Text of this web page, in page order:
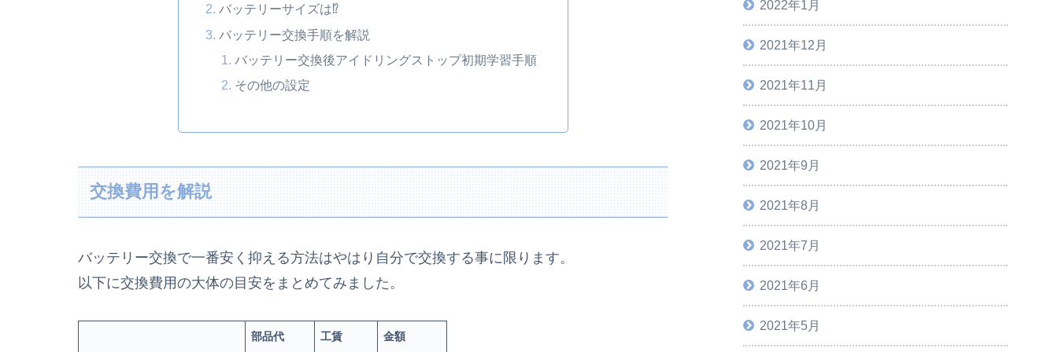
バッテリーサイズは⁉
バッテリー交換手順を解説
バッテリー交換後アイドリングストップ初期学習手順
その他の設定
交換費用を解説
バッテリー交換で一番安く抑える方法はやはり自分で交換する事に限ります。
以下に交換費用の大体の目安をまとめてみました。
部品代 工賃 金額
2022年1月
2021年12月
2021年11月
2021年10月
2021年9月
2021年8月
2021年7月
2021年6月
2021年5月